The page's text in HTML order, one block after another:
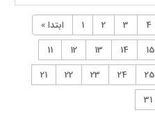
« ابتدا 1 2 3 4
11
12 13 14 15
21
22 23 24 25
31